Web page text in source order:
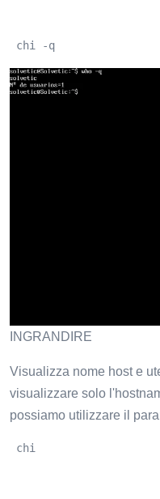
chi -q
INGRANDIRE
Visualizza nome host e
visualizzare solo
possiamo utilizzare il
chi